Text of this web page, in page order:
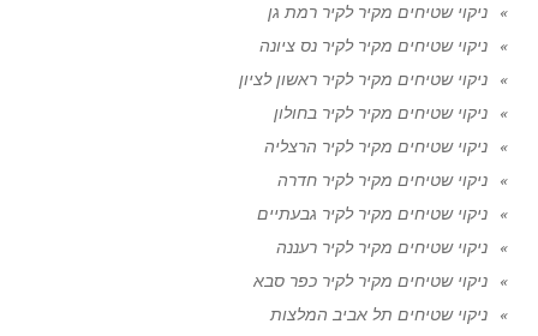
ניקוי שטיחים מקיר לקיר רמת גן
ניקוי שטיחים מקיר לקיר נס ציונה
ניקוי שטיחים מקיר לקיר ראשון לציון
ניקוי שטיחים מקיר לקיר בחולון
ניקוי שטיחים מקיר לקיר הרצליה
ניקוי שטיחים מקיר לקיר חדרה
ניקוי שטיחים מקיר לקיר גבעתיים
ניקוי שטיחים מקיר לקיר רעננה
ניקוי שטיחים מקיר לקיר כפר סבא
ניקוי שטיחים תל אביב המלצות